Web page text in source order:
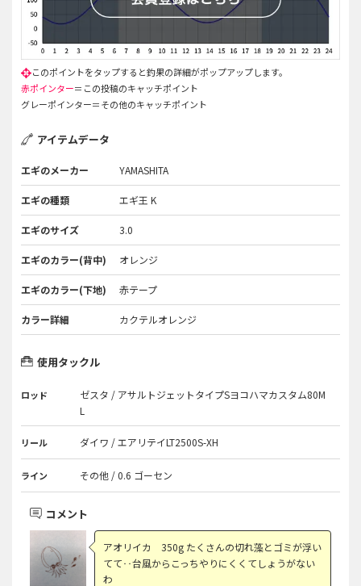
赤ポインター＝この投稿のキャッチポイント
グレーポインター＝その他のキャッチポイント
アイテムデータ
エギのメーカー YAMASHITA
エギの種類 エギ王 K
エギのサイズ 3.0
エギのカラー(背中) オレンジ
エギのカラー(下地) 赤テープ
カラー詳細 カクテルオレンジ
使用タックル
ロッド
ゼスタ / アサルトジェットタイプSヨコハマカスタム80M
L
リール ダイワ / エアリテイLT2500S-XH
ライン その他 / 0.6 ゴーセン
コメント
アオリイカ 350g たくさんの切れ藻とゴミが浮い
てて‥台風からこっちやりにくくてしょうがない
わ